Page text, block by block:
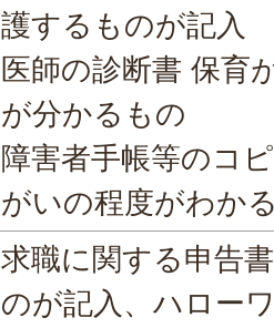
護するものが記入
医師の診断書 保育
が分かるもの
障害者手帳等のコ
がいの程度がわか
求職に関する申告
のが記入、ハロー